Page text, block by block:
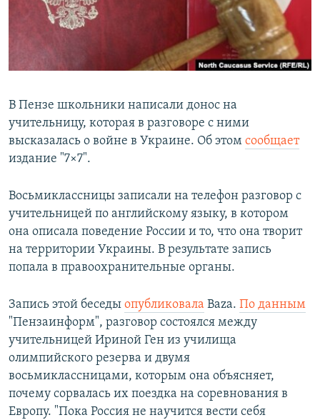
СПОРТ
БЛОГИ
ЧИТАЕМ ПРЕССУ
АРХИВ РАДИОПРОГРАММЫ
Все сайты РСЕ/РС
В Пензе школьники написали донос на
учительницу, которая в разговоре с ними
высказалась о войне в Украине. Об этом сообщает
издание "7×7".
Восьмиклассницы записали на телефон разговор с
учительницей по английскому языку, в котором
она описала поведение России и то, что она творит
на территории Украины. В результате запись
попала в правоохранительные органы.
Запись этой беседы опубликовала Baza. По данным
"Пензаинформ", разговор состоялся между
учительницей Ириной Ген из училища
олимпийского резерва и двумя
восьмиклассницами, которым она объясняет,
почему сорвалась их поездка на соревнования в
Европу. "Пока Россия не научится вести себя